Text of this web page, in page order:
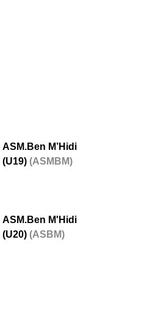
ASM.Ben M’Hidi
(U19) (ASMBM)
ASM.Ben M'Hidi
(U20) (ASBM)